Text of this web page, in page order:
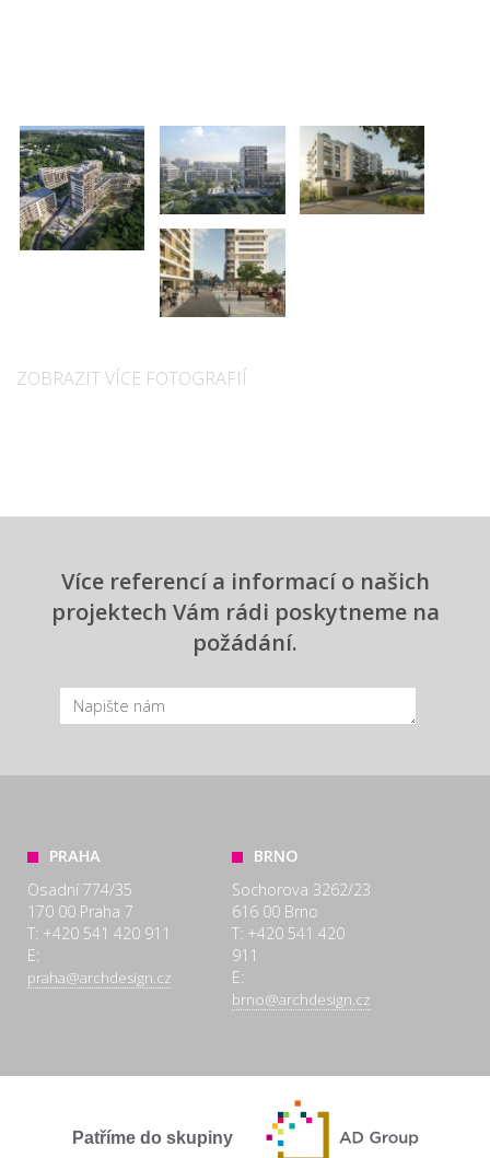
ZOBRAZIT VÍCE FOTOGRAFIÍ
Více referencí a informací o našich
projektech Vám rádi poskytneme na
požádání.
PRAHA
Osadní 774/35
170 00 Praha 7
T: +420 541 420 911
E:
praha@archdesign.cz
BRNO
Sochorova 3262/23
616 00 Brno
T: +420 541 420
911
E:
brno@archdesign.cz
Patříme do skupiny